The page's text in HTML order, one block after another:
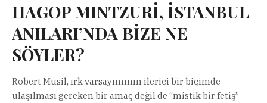
HAGOP MINTZURİ, İSTANBUL
ANILARI’NDA BİZE NE
SÖYLER?
Robert Musil, ırk varsayımının ilerici bir biçimde
ulaşılması gereken bir amaç değil de “mistik bir fetiş”